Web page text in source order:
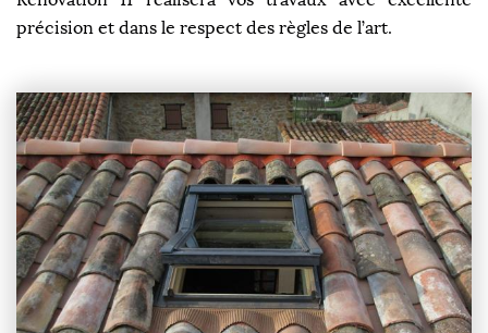
précision et dans le respect des règles de l’art.